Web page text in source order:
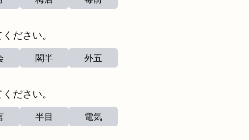
ださい。
閣半 外五
ださい。
半目 電気